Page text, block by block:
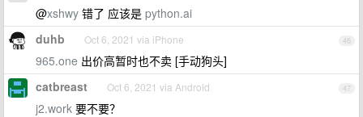
@xshwy 错了 应该是 python.ai
46
duhb Oct 6, 2021 via iPhone
965.one 出价高暂时也不卖 [手动狗头]
47
catbreast Oct 6, 2021 via Android
j2.work 要不要？